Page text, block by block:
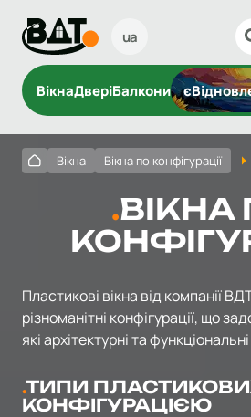
ua
ВікнаДверіБалкони
Вікна Вікна по конфігурації
ВІКНА
Пластикові вікна від компанії
різноманітні конфігурації, що
які архітектурні та
ТИПИ
КОНФІГУРАЦІЄЮ